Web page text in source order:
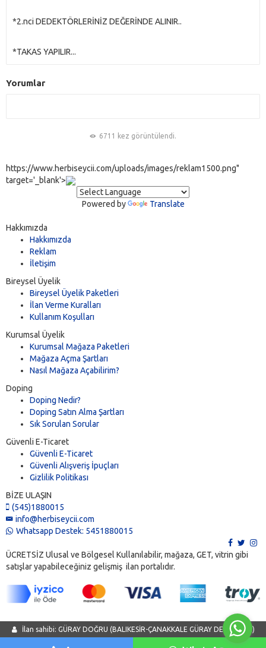
İlan sahibi: GÜRAY DOĞRU (BALIKESİR-ÇANAKKALE GÜRAY DEDEKTÖR)
*2.nci DEDEKTÖRLERİNİZ DEĞERİNDE ALINIR..
*TAKAS YAPILIR...
Yorumlar
6711 kez görüntülendi.
https://www.herbiseycii.com/uploads/images/reklam1500.png"
target='_blank'>
Powered by Translate
Hakkımızda
Hakkımızda
Reklam
İletişim
Bireysel Üyelik
Bireysel Üyelik Paketleri
İlan Verme Kuralları
Kullanım Koşulları
Kurumsal Üyelik
Kurumsal Mağaza Paketleri
Mağaza Açma Şartları
Nasıl Mağaza Açabilirim?
Doping
Doping Nedir?
Doping Satın Alma Şartları
Sık Sorulan Sorular
Güvenli E-Ticaret
Güvenli E-Ticaret
Güvenli Alışveriş İpuçları
Gizlilik Politikası
BİZE ULAŞIN
(545)1880015
info@herbiseycii.com
Whatsapp Destek: 5451880015
ÜCRETSİZ Ulusal ve Bölgesel Kullanılabilir, mağaza, GET, vitrin gibi
satışlar yapabileceğiniz gelişmiş ilan portalıdır.